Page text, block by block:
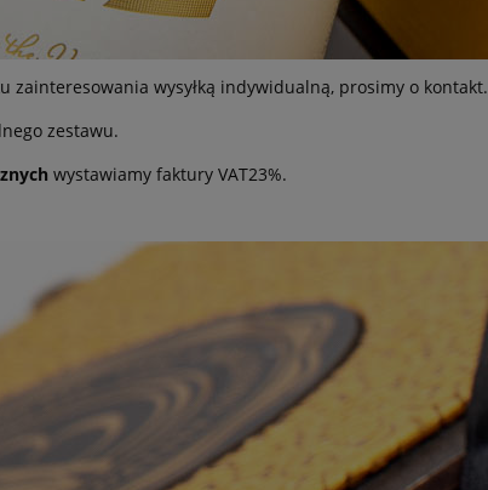
zainteresowania wysyłką indywidualną, prosimy o kontakt.
zestawu.
wystawiamy faktury VAT23%.